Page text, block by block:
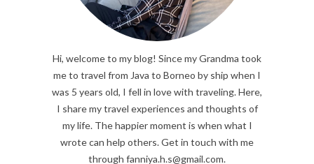
Hi, welcome to my blog! Since my Grandma took
me to travel from Java to Borneo by ship when I
was 5 years old, I fell in love with traveling. Here,
I share my travel experiences and thoughts of
my life. The happier moment is when what I
wrote can help others. Get in touch with me
through fanniya.h.s@gmail.com.